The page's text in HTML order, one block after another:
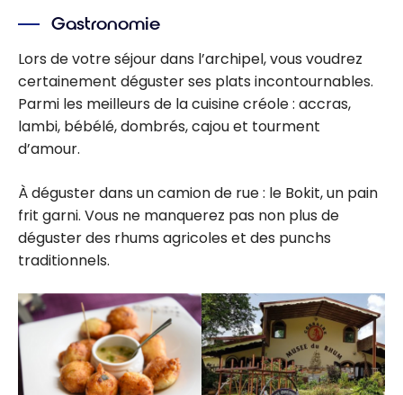
Gastronomie
Lors de votre séjour dans l’archipel, vous voudrez
certainement déguster ses plats incontournables.
Parmi les meilleurs de la cuisine créole : accras,
lambi, bébélé, dombrés, cajou et tourment
d’amour.
À déguster dans un camion de rue : le Bokit, un pain
frit garni. Vous ne manquerez pas non plus de
déguster des rhums agricoles et des punchs
traditionnels.